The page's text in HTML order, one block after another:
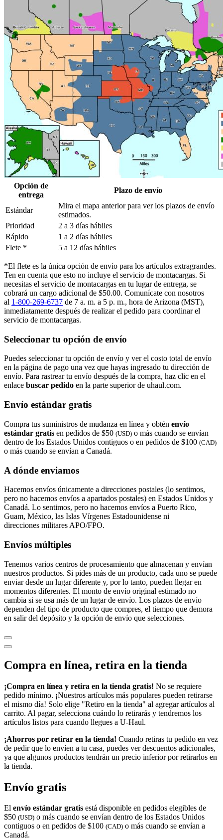
Opción de
entrega
Plazo de envío
Estándar
Mira el mapa anterior para ver los plazos de envío
estimados.
Prioridad
2 a 3 días hábiles
Rápido
1 a 2 días hábiles
Flete *
5 a 12 días hábiles
*El flete es la única opción de envío para los artículos extragrandes.
Ten en cuenta que esto no incluye el servicio de montacargas. Si
necesitas el servicio de montacargas en tu lugar de entrega, se
cobrará un cargo adicional de $50.00. Comunícate con nosotros
al 1-800-269-6737 de 7 a. m. a 5 p. m., hora de Arizona (MST),
inmediatamente después de realizar el pedido para coordinar el
servicio de montacargas.
Seleccionar tu opción de envío
Puedes seleccionar tu opción de envío y ver el costo total de envío
en la página de pago una vez que hayas ingresado tu dirección de
envío. Para rastrear tu envío después de la compra, haz clic en el
enlace buscar pedido​​​​​​​ en la parte superior de uhaul.com.
Envío estándar gratis
Compra tus suministros de mudanza en línea y obtén envío
estándar gratis en pedidos de $50 (USD) o más cuando se envían
dentro de los Estados Unidos contiguos o en pedidos de $100 (CAD)
o más cuando se envían a Canadá.
A dónde enviamos
Hacemos envíos únicamente a direcciones postales (lo sentimos,
pero no hacemos envíos a apartados postales) en Estados Unidos y
Canadá. Lo sentimos, pero no hacemos envíos a Puerto Rico,
Guam, México, las Islas Vírgenes Estadounidense ni
direcciones militares APO/FPO.
Envíos múltiples
Tenemos varios centros de procesamiento que almacenan y envían
nuestros productos. Si pides más de un producto, cada uno se puede
enviar desde un lugar diferente y, por lo tanto, pueden llegar en
momentos diferentes. El monto de envío original estimado no
cambia si se usa más de un lugar de envío. Los plazos de envío
dependen del tipo de producto que compres, el tiempo que demora
en salir del depósito y la opción de envío que selecciones.
Compra en línea, retira en la tienda
¡Compra en línea y retira en la tienda gratis! No se requiere
pedido mínimo. ¡Nuestros artículos más populares pueden retirarse
el mismo día! Solo elige "Retiro en la tienda" al agregar artículos al
carrito. Al pagar, selecciona cuándo lo retirarás y tendremos los
artículos listos para cuando llegues a U-Haul.
¡Ahorros por retirar en la tienda! Cuando retiras tu pedido en vez
de pedir que lo envíen a tu casa, puedes ver descuentos adicionales,
ya que algunos productos tendrán un precio inferior por retirarlos en
la tienda.
Envío gratis
El envío estándar gratis está disponible en pedidos elegibles de
$50 (USD) o más cuando se envían dentro de los Estados Unidos
contiguos o en pedidos de $100 (CAD) o más cuando se envían a
Canadá.